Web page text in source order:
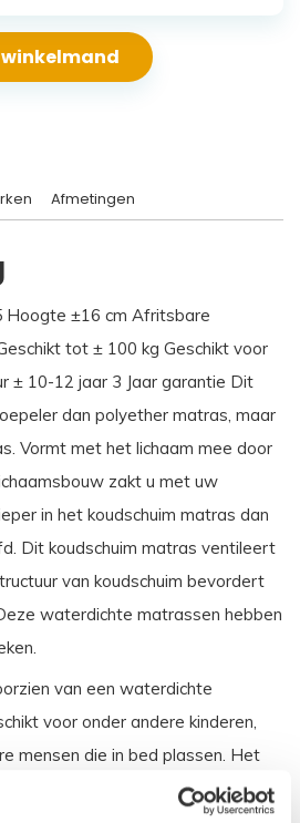
winkelmand
Afmetingen
Hoogte ±16 cm Afritsbare
tot ± 100 kg Geschikt voor
± 10-12 jaar 3 Jaar garantie Dit
dan polyether matras, maar
Vormt met het lichaam mee door
zakt u met uw
in het koudschuim matras dan
Dit koudschuim matras ventileert
van koudschuim bevordert
waterdichte matrassen hebben
van een waterdichte
voor onder andere kinderen,
mensen die in bed plassen. Het
door de waterdichte tijk, en is ook